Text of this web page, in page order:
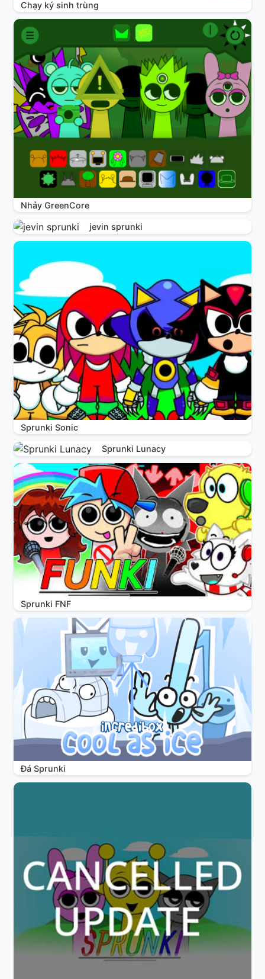
Chạy ký sinh trùng
Nhảy GreenCore
jevin sprunki
Sprunki Sonic
Sprunki Lunacy
Sprunki FNF
Đá Sprunki